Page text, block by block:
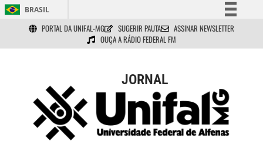
BRASIL
Simplifique!
Comunica BR
Acesso à informação
Legislação
Canais
PORTAL DA UNIFAL-MG SUGERIR PAUTA
ASSINAR NEWSLETTER
OUÇA A RÁDIO FEDERAL FM
JORNAL